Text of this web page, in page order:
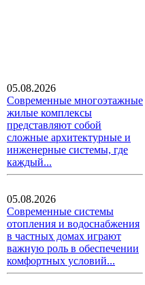
05.08.2026
Современные многоэтажные
жилые комплексы
представляют собой
сложные архитектурные и
инженерные системы, где
каждый...
05.08.2026
Современные системы
отопления и водоснабжения
в частных домах играют
важную роль в обеспечении
комфортных условий...